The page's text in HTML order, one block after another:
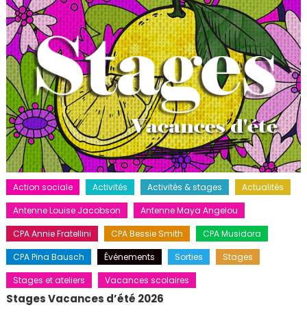
Action sociale Activités Activités & stages
Actualités
Antenne Louise Jacobson
Antenne Maya Angelou
CPA Annie Fratellini
CPA Bessie Smith
CPA Musidora
CPA Pina Bausch
Événements Sorties
Stages
Stages et ateliers
Vacances scolaires
Stages Vacances d’été 2026